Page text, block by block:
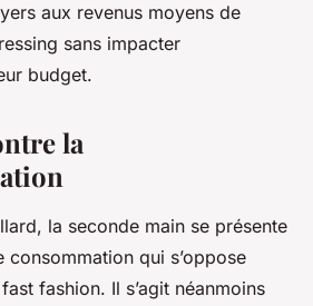
aux revenus moyens de
sans impacter
budget.
la
la seconde main se présente
qui s’oppose
fashion. Il s’agit néanmoins